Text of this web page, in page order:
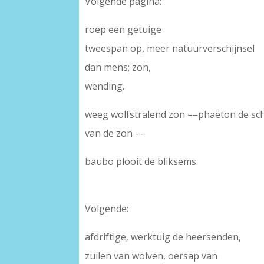
roep een getuige
tweespan op, meer natuurverschijnsel
dan mens; zon,
wending.
weeg wolfstralend zon ––phaëton de
van de zon ––
baubo plooit de bliksems.
Volgende:
afdriftige, werktuig de heersenden,
zuilen van wolven, oersap van